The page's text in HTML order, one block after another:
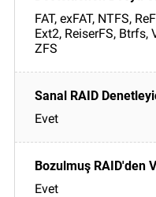
FAT, exFAT, NTFS,
Ext2, ReiserFS, Btrfs,
ZFS
Evet
Evet